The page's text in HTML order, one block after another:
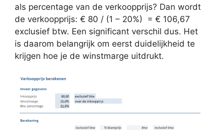
als percentage van de verkoopprijs? Dan wordt
de verkoopprijs: € 80 / (1 – 20%) = € 106,67
exclusief btw. Een significant verschil dus. Het
is daarom belangrijk om eerst duidelijkheid te
krijgen hoe je de winstmarge uitdrukt.